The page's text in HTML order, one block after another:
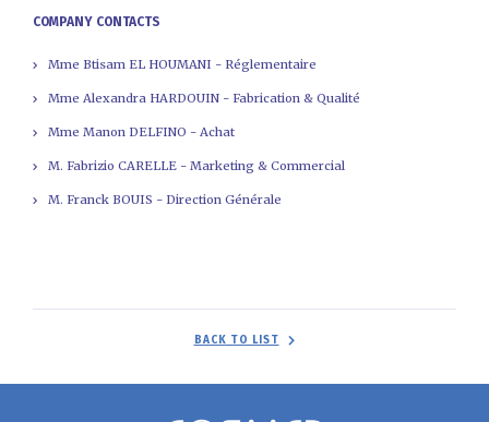
COMPANY CONTACTS
Mme Btisam EL HOUMANI - Réglementaire
Mme Alexandra HARDOUIN - Fabrication & Qualité
Mme Manon DELFINO - Achat
M. Fabrizio CARELLE - Marketing & Commercial
M. Franck BOUIS - Direction Générale
BACK TO LIST